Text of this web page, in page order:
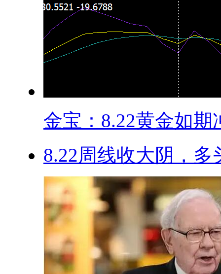
金宝：8.22黄金如期
​8.22周线收大阴，